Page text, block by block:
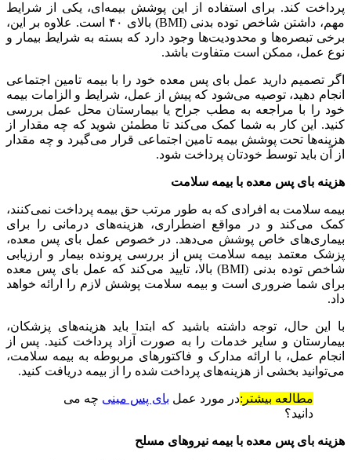
پرداخت کند. برای استفاده از این پوشش بیمه‌ای، یکی از شرایط
مهم، داشتن شاخص توده بدنی (BMI) بالای ۴۰ است. علاوه بر این،
برخی تبصره‌ها و محدودیت‌ها وجود دارد که بسته به شرایط بیمار و
نوع عمل، ممکن است متفاوت باشد.
اگر تصمیم دارید عمل بای پس معده خود را با بیمه تامین اجتماعی
انجام دهید، توصیه می‌شود که پیش از عمل، شرایط و الزامات بیمه
خود را با مراجعه به مطب جراح یا بیمارستان محل عمل بررسی
کنید. این کار به شما کمک می‌کند تا مطمئن شوید که چه مقدار از
هزینه‌ها تحت پوشش بیمه تامین اجتماعی قرار می‌گیرد و چه مقدار
از آن باید توسط خودتان پرداخت شود.
هزینه بای پس معده با بیمه سلامت
بیمه سلامت به افرادی که به طور مرتب حق بیمه پرداخت نمی‌کنند،
کمک می‌کند و در مواقع اضطراری، هزینه‌های درمانی را برای
بیماری‌های خاص پوشش می‌دهد. در خصوص عمل بای پس معده،
پزشک معتمد بیمه سلامت پس از بررسی پرونده بیمار و ارزیابی
شاخص توده بدنی (BMI) بالا، تایید می‌کند که عمل بای پس معده
برای شما ضروری است و بیمه سلامت پوشش لازم را ارائه خواهد
داد.
با این حال، توجه داشته باشید که ابتدا باید هزینه‌های پزشکان،
بیمارستان و سایر خدمات را به صورت آزاد پرداخت کنید. پس از
انجام عمل، با ارائه مدارک و فاکتورهای مربوطه به بیمه سلامت،
می‌توانید بخشی از هزینه‌های پرداخت شده را از بیمه دریافت کنید.
مطالعه بیشتر:در مورد عمل بای پس مینی چه می
دانید؟
هزینه بای پس معده با بیمه نیروهای مسلح